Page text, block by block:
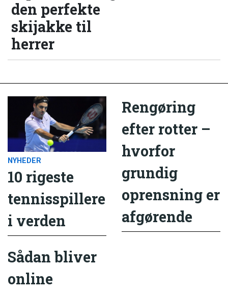
den perfekte
skijakke til
herrer
NYHEDER
10 rigeste
tennisspillere
i verden
Rengøring
efter rotter –
hvorfor
grundig
oprensning er
afgørende
Sådan bliver
online